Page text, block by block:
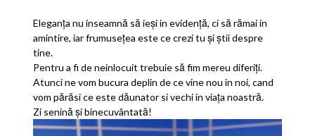
Eleganța nu inseamnă să ieși in evidență, ci să rămai in
amintire, iar frumusețea este ce crezi tu și știi despre
tine.
Pentru a fi de neinlocuit trebuie să fim mereu diferiți.
Atunci ne vom bucura deplin de ce vine nou in noi, cand
vom părăsi ce este dăunator si vechi in viața noastră.
Zi senină și binecuvântată!